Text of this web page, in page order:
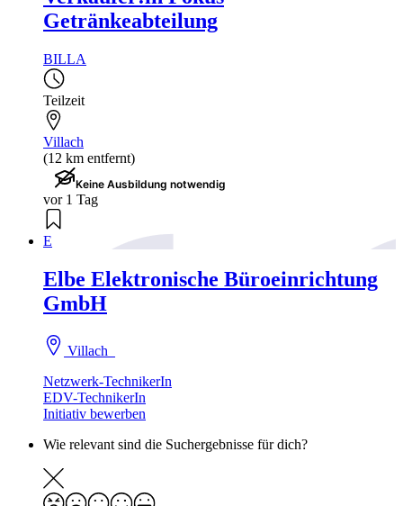
Getränkeabteilung
BILLA
Teilzeit
Villach
(12 km entfernt)
Keine Ausbildung notwendig
vor 1 Tag
E
Elbe Elektronische Büroeinrichtung
GmbH
Villach
Netzwerk-TechnikerIn
EDV-TechnikerIn
Initiativ bewerben
Wie relevant sind die Suchergebnisse für dich?